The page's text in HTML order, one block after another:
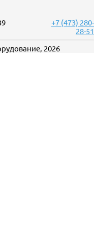
+7 (473) 280-
28-51
2026